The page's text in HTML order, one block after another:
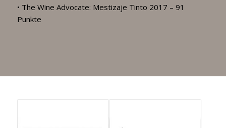
• The Wine Advocate: Mestizaje Tinto 2017 – 91
Punkte